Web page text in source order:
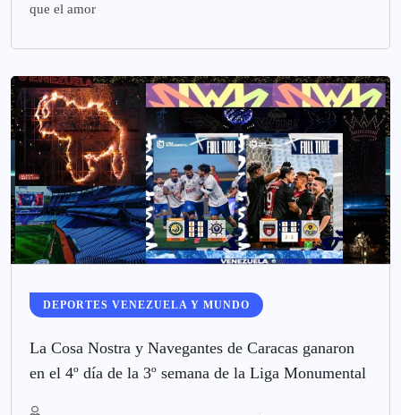
que el amor
DEPORTES VENEZUELA Y MUNDO
La Cosa Nostra y Navegantes de Caracas ganaron
en el 4º día de la 3º semana de la Liga Monumental